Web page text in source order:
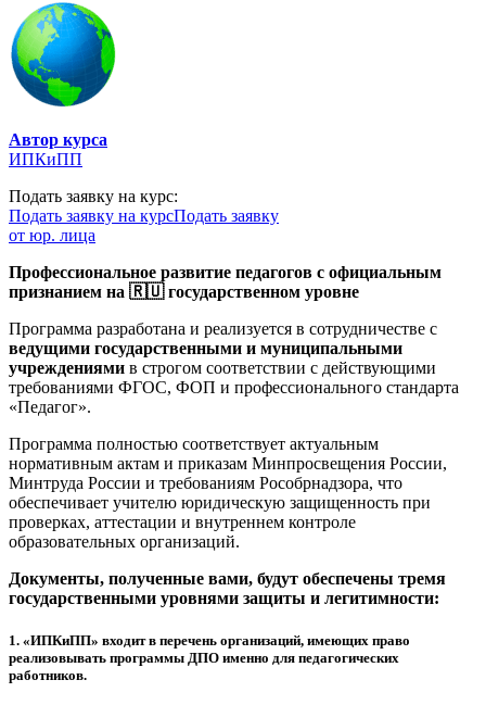
Автор курса
ИПКиПП
Подать заявку на курс:
Подать заявку на курсПодать заявку
от юр. лица
Профессиональное развитие педагогов с официальным
признанием на 🇷🇺 государственном уровне
Программа разработана и реализуется в сотрудничестве с
ведущими государственными и муниципальными
учреждениями в строгом соответствии с действующими
требованиями ФГОС, ФОП и профессионального стандарта
«Педагог».
Программа полностью соответствует актуальным
нормативным актам и приказам Минпросвещения России,
Минтруда России и требованиям Рособрнадзора, что
обеспечивает учителю юридическую защищенность при
проверках, аттестации и внутреннем контроле
образовательных организаций.
Документы, полученные вами, будут обеспечены тремя
государственными уровнями защиты и легитимности:
1. «ИПКиПП» входит в перечень организаций, имеющих право
реализовывать программы ДПО именно для педагогических
работников.